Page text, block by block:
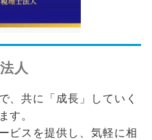
人
、共に「成長」していく
す。
ビスを提供し、気軽に相